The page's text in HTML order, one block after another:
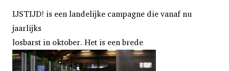
IJSTIJD! is een landelijke campagne die vanaf nu
jaarlijks
losbarst in oktober. Het is een brede